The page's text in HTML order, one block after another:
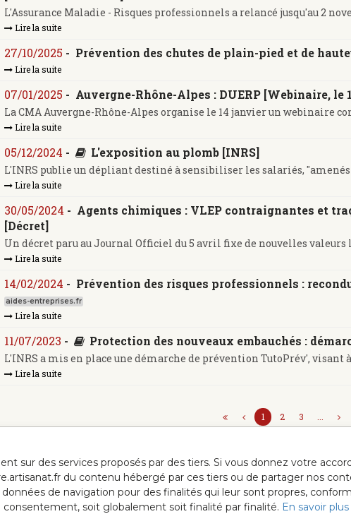
L'Assurance Maladie - Risques professionnels a relancé jusqu'au 2
Lire la suite
27/10/2025 - Prévention des chutes de plain-pied et de
Lire la suite
07/01/2025 - Auvergne-Rhône-Alpes : DUERP [Webinaire, le
La CMA Auvergne-Rhône-Alpes organise le 14 janvier un webinaire
Lire la suite
05/12/2024 - L'exposition au plomb [INRS]
L'INRS publie un dépliant destiné à sensibiliser les salariés, "amenés à
Lire la suite
30/05/2024 - Agents chimiques : VLEP contraignantes et
[Décret]
Un décret paru au Journal Officiel du 5 avril fixe de nouvelles
Lire la suite
14/02/2024 - Prévention des risques professionnels :
aides-entreprises.fr
Lire la suite
11/07/2023 - Protection des nouveaux embauchés :
L'INRS a mis en place une démarche de prévention TutoPrév', visant à
Lire la suite
1 2 3
sur des services proposés par des tiers. Si vous donnez votre
du contenu hébergé par ces tiers ou de partager nos
de navigation pour des finalités qui leur sont propres,
soit globalement soit finalité par finalité. En savoir plus